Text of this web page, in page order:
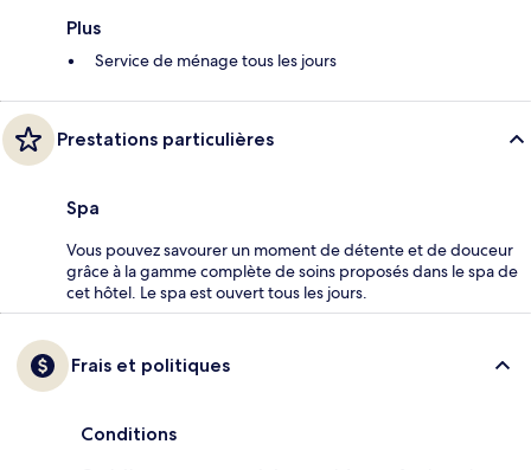
Plus
Service de ménage tous les jours
Prestations particulières
Spa
Vous pouvez savourer un moment de détente et de douceur
grâce à la gamme complète de soins proposés dans le spa de
cet hôtel. Le spa est ouvert tous les jours.
Frais et politiques
Conditions